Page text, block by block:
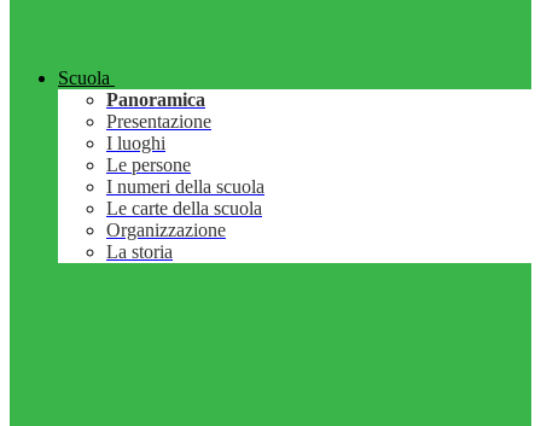
Scuola
Panoramica
Presentazione
I luoghi
Le persone
I numeri della scuola
Le carte della scuola
Organizzazione
La storia